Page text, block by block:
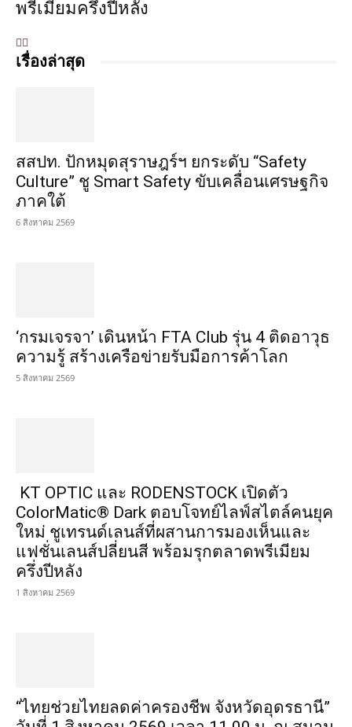
พรีเมียมครึ่งปีหลัง
เรื่องล่าสุด
สสปท. ปักหมุดสุราษฎร์ฯ ยกระดับ “Safety
Culture” ชู Smart Safety ขับเคลื่อนเศรษฐกิจ
ภาคใต้
6 สิงหาคม 2569
‘กรมเจรจา’ เดินหน้า FTA Club รุ่น 4 ติดอาวุธ
ความรู้ สร้างเครือข่ายรับมือการค้าโลก
5 สิงหาคม 2569
KT OPTIC และ RODENSTOCK เปิดตัว
ColorMatic® Dark ตอบโจทย์ไลฟ์สไตล์คนยุค
ใหม่ ชูเทรนด์เลนส์ที่ผสานการมองเห็นและ
แฟชั่นเลนส์ปลี่ยนสี พร้อมรุกตลาดพรีเมียม
ครึ่งปีหลัง
1 สิงหาคม 2569
“ไทยช่วยไทยลดค่าครองชีพ จังหวัดอุดรธานี”